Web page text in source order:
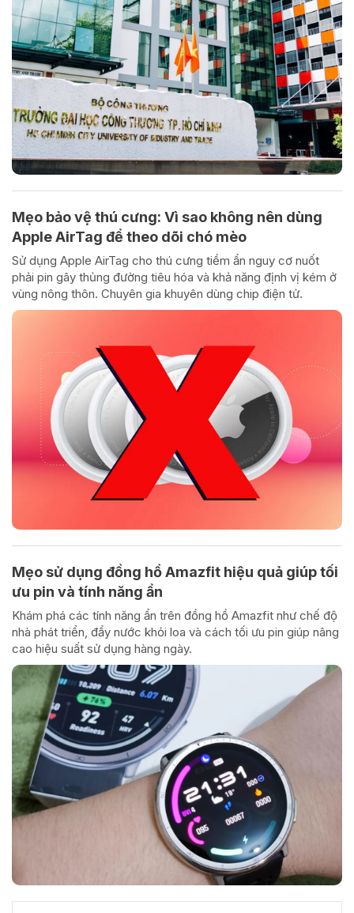
Mẹo bảo vệ thú cưng: Vì sao không nên dùng
Apple AirTag để theo dõi chó mèo
Sử dụng Apple AirTag cho thú cưng tiềm ẩn nguy cơ nuốt
phải pin gây thủng đường tiêu hóa và khả năng định vị kém ở
vùng nông thôn. Chuyên gia khuyên dùng chip điện tử.
Mẹo sử dụng đồng hồ Amazfit hiệu quả giúp tối
ưu pin và tính năng ẩn
Khám phá các tính năng ẩn trên đồng hồ Amazfit như chế độ
nhà phát triển, đẩy nước khỏi loa và cách tối ưu pin giúp nâng
cao hiệu suất sử dụng hàng ngày.